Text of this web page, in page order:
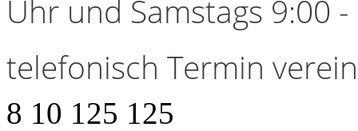
Uhr und Samstags 9:00
telefonisch Termin
8 10 125 125